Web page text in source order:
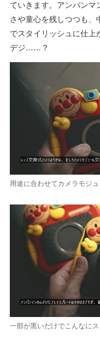
ていきます。アンパンマ
さや童心を残しつつも、
でスタイリッシュに仕上
デジ……？
用途に合わせてカメラモジ
一部が黒いだけでこんなにス